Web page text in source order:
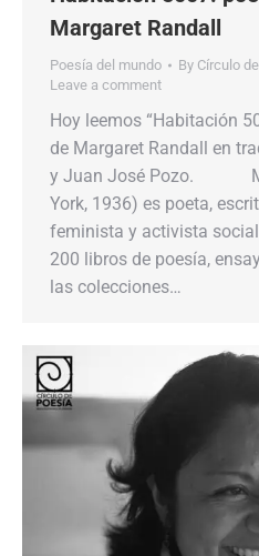
Margaret Randall
Poesía del mundo By Círculo
Leave a comment
Hoy leemos “Habitación
de Margaret Randall en
y Juan José Pozo.
York, 1936) es poeta,
feminista y activista
200 libros de poesía,
las colecciones…